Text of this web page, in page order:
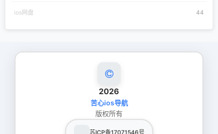
ios网盘 44
2026
苦心ios导航
版权所有
苏ICP备17071546号